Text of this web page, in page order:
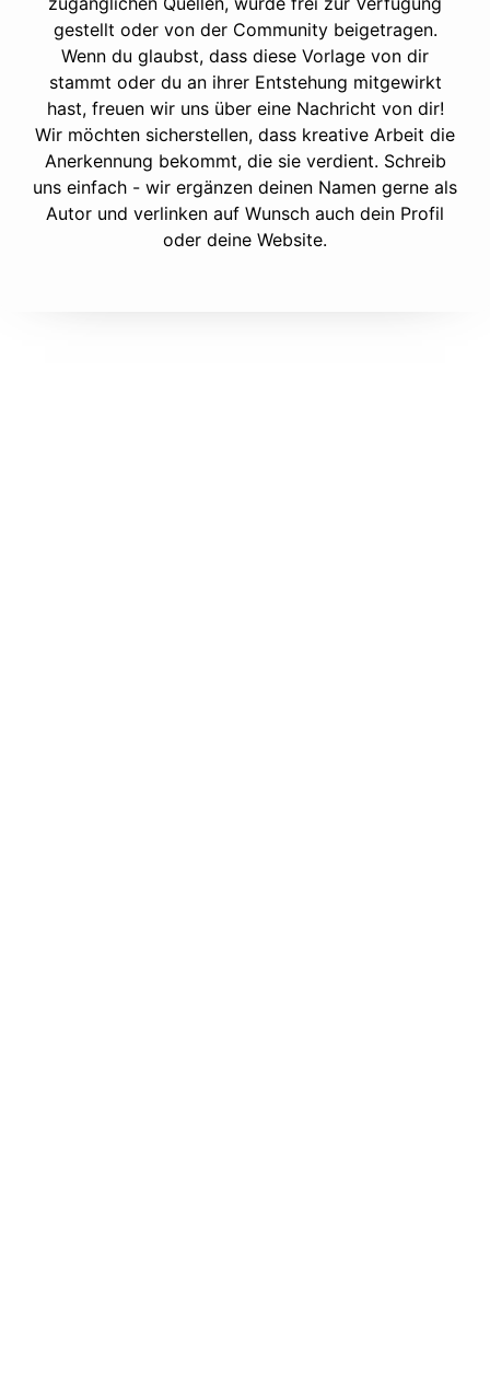
gestellt oder von der Community beigetragen.
Wenn du glaubst, dass diese Vorlage von dir
stammt oder du an ihrer Entstehung mitgewirkt
hast, freuen wir uns über eine Nachricht von dir!
Wir möchten sicherstellen, dass kreative Arbeit die
Anerkennung bekommt, die sie verdient. Schreib
uns einfach - wir ergänzen deinen Namen gerne als
Autor und verlinken auf Wunsch auch dein Profil
oder deine Website.